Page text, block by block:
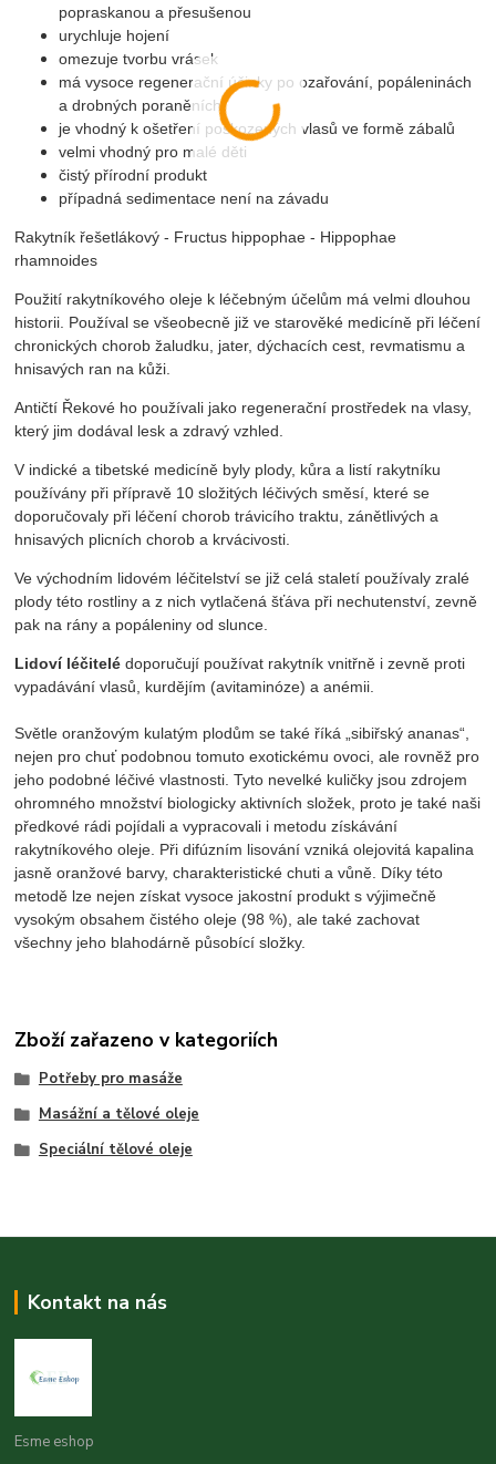
popraskanou a přesušenou
urychluje hojení
omezuje tvorbu vrásek
má vysoce regenerační účinky po ozařování, popáleninách
a drobných poraněních
je vhodný k ošetření poškozených vlasů ve formě zábalů
velmi vhodný pro malé děti
čistý přírodní produkt
případná sedimentace není na závadu
Rakytník řešetlákový - Fructus hippophae - Hippophae
rhamnoides
Použití rakytníkového oleje k léčebným účelům má velmi dlouhou
historii. Používal se všeobecně již ve starověké medicíně při léčení
chronických chorob žaludku, jater, dýchacích cest, revmatismu a
hnisavých ran na kůži.
Antičtí Řekové ho používali jako regenerační prostředek na vlasy,
který jim dodával lesk a zdravý vzhled.
V indické a tibetské medicíně byly plody, kůra a listí rakytníku
používány při přípravě 10 složitých léčivých směsí, které se
doporučovaly při léčení chorob trávicího traktu, zánětlivých a
hnisavých plicních chorob a krvácivosti.
Ve východním lidovém léčitelství se již celá staletí používaly zralé
plody této rostliny a z nich vytlačená šťáva při nechutenství, zevně
pak na rány a popáleniny od slunce.
Lidoví léčitelé doporučují používat rakytník vnitřně i zevně proti
vypadávání vlasů, kurdějím (avitaminóze) a anémii.
Světle oranžovým kulatým plodům se také říká „sibiřský ananas“,
nejen pro chuť podobnou tomuto exotickému ovoci, ale rovněž pro
jeho podobné léčivé vlastnosti. Tyto nevelké kuličky jsou zdrojem
ohromného množství biologicky aktivních složek, proto je také naši
předkové rádi pojídali a vypracovali i metodu získávání
rakytníkového oleje. Při difúzním lisování vzniká olejovitá kapalina
jasně oranžové barvy, charakteristické chuti a vůně. Díky této
metodě lze nejen získat vysoce jakostní produkt s výjimečně
vysokým obsahem čistého oleje (98 %), ale také zachovat
všechny jeho blahodárně působící složky.
Zboží zařazeno v kategoriích
Potřeby pro masáže
Masážní a tělové oleje
Speciální tělové oleje
Kontakt na nás
Esme eshop